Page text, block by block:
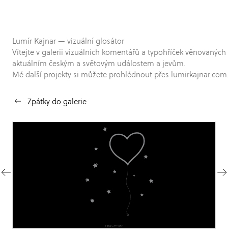
Lumír Kajnar — vizuální glosátor
Vítejte v galerii vizuálních komentářů a typohříček věnovaných
aktuálním českým a světovým událostem a jevům.
Mé další projekty si můžete prohlédnout přes
Zpátky do galerie